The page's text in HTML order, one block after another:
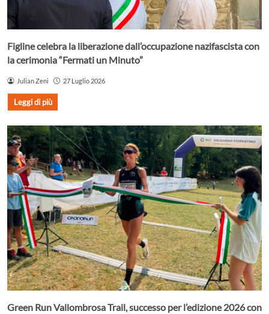
Figline celebra la liberazione dall’occupazione nazifascista con
la cerimonia “Fermati un Minuto”
Julian Zeni 27 Luglio 2026
Leggi di più
Green Run Vallombrosa Trail, successo per l’edizione 2026 con